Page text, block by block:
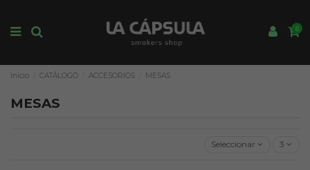
0
Inicio CATÁLOGO ACCESORIOS MESAS
MESAS
Seleccionar 3